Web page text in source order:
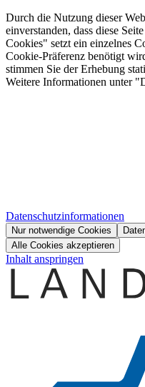
Durch die Nutzung dieser
einverstanden, dass diese
Cookies" setzt ein einzelnes
Cookie-Präferenz benötigt
stimmen Sie der Erhebung
Weitere Informationen unter
Datenschutzinformationen
Nur notwendige Cookies
Alle Cookies akzeptieren
Inhalt anspringen